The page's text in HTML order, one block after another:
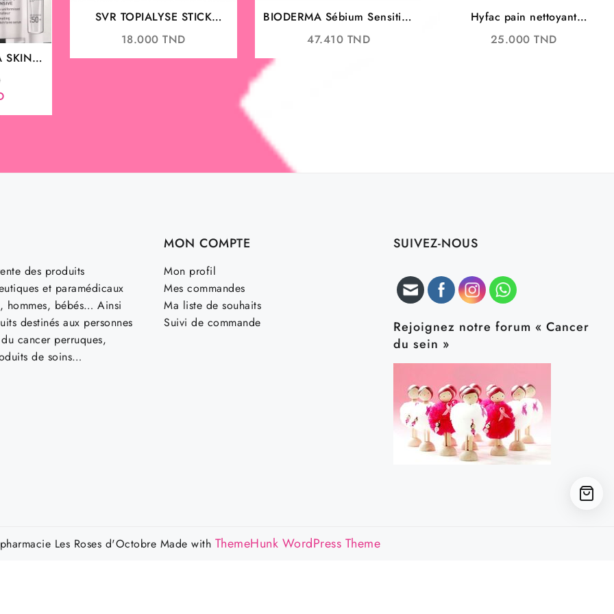
SKIN-
initial
Le
prix
SVR TOPIALYSE STICK
LEVRES 4GR
18.000TND
BIODERMA Sébium Sensitive
30ml – Soin Apaisant Anti-
Imperfections – Peaux à
47.410 TND
Hyfac pain nettoyant
purifiant (100g)
25.000TND
des produits
et paramédicaux
hommes, bébés… Ainsi
destinés aux personnes
cancer perruques,
de soins…
MON COMPTE
Mon profil
Mes commandes
Ma liste de souhaits
Suivi de commande
SUIVEZ-NOUS
Rejoignez notre forum « Cancer
du sein »
Les Roses d'Octobre Made with ThemeHunk WordPress Theme